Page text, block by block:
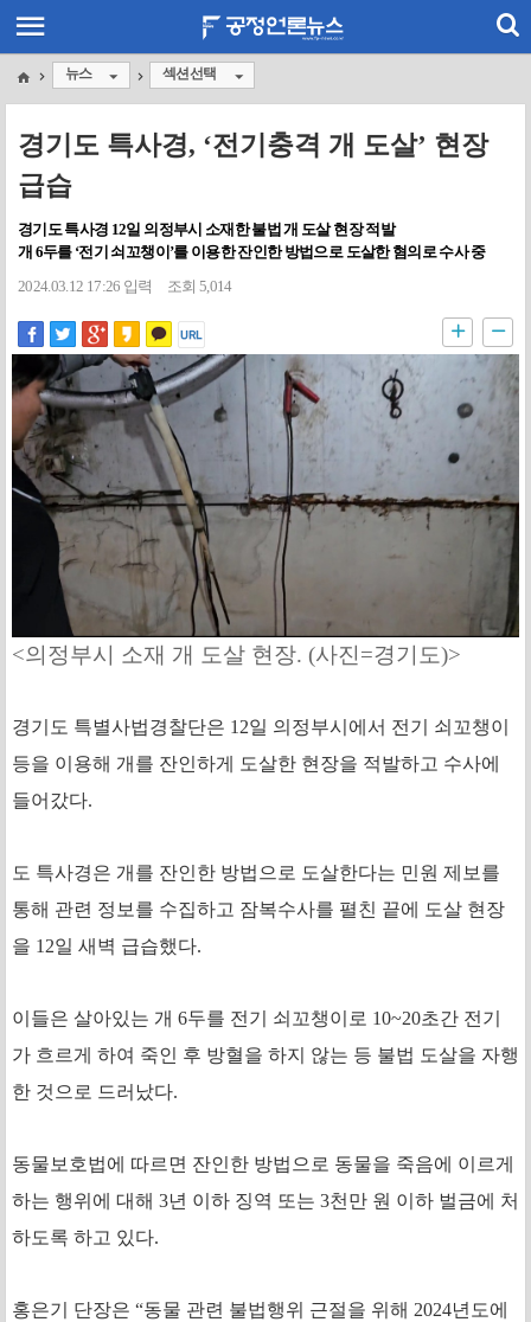
뉴스 섹션선택
경기도 특사경, ‘전기충격 개 도살’ 현장
급습
경기도 특사경 12일 의정부시 소재한 불법 개 도살 현장 적발
개 6두를 ‘전기 쇠꼬챙이’를 이용한 잔인한 방법으로 도살한 혐의로 수사 중
2024.03.12 17:26 입력
조회 5,014
<의정부시 소재 개 도살 현장. (사진=경기도)>
경기도 특별사법경찰단은 12일 의정부시에서 전기 쇠꼬챙이
등을 이용해 개를 잔인하게 도살한 현장을 적발하고 수사에
들어갔다.
도 특사경은 개를 잔인한 방법으로 도살한다는 민원 제보를
통해 관련 정보를 수집하고 잠복수사를 펼친 끝에 도살 현장
을 12일 새벽 급습했다.
이들은 살아있는 개 6두를 전기 쇠꼬챙이로 10~20초간 전기
가 흐르게 하여 죽인 후 방혈을 하지 않는 등 불법 도살을 자행
한 것으로 드러났다.
동물보호법에 따르면 잔인한 방법으로 동물을 죽음에 이르게
하는 행위에 대해 3년 이하 징역 또는 3천만 원 이하 벌금에 처
하도록 하고 있다.
홍은기 단장은 “동물 관련 불법행위 근절을 위해 2024년도에